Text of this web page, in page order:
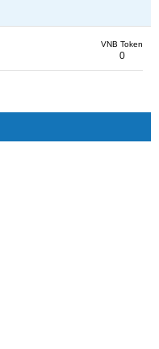
VNB Token
0